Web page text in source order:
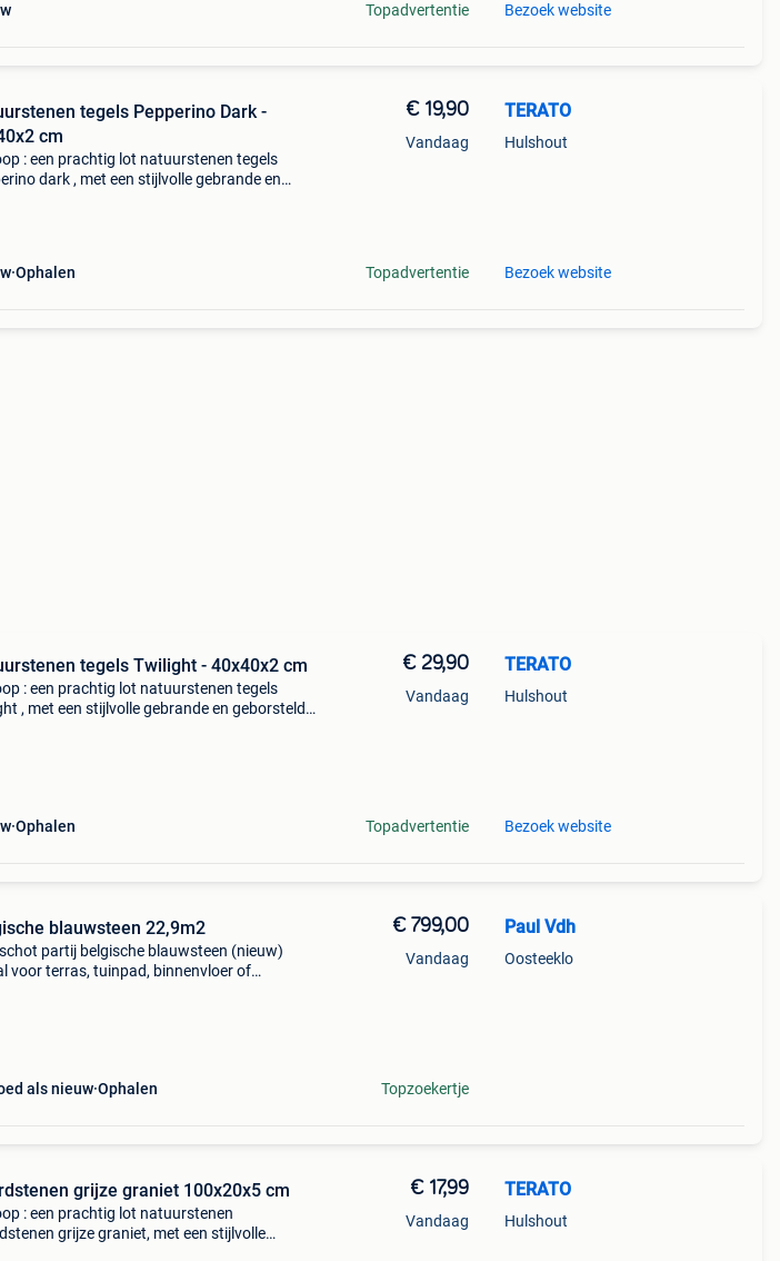
Topadvertentie Bezoek website
tegels Pepperino Dark -
cm
: een prachtig lot natuurstenen tegels
dark , met een stijlvolle gebrande en
Ophalen
€ 19,90
Vandaag
Topadvertentie
TERATO
Hulshout
Bezoek website
tegels Twilight - 40x40x2 cm
: een prachtig lot natuurstenen tegels
, met een stijlvolle gebrande en geborstelde
Ophalen
€ 29,90
Vandaag
Topadvertentie
TERATO
Hulshout
Bezoek website
blauwsteen 22,9m2
partij belgische blauwsteen (nieuw)
voor terras, tuinpad, binnenvloer of
als nieuw Ophalen
€ 799,00
Vandaag
Topzoekertje
Paul Vdh
Oosteeklo
grijze graniet 100x20x5 cm
: een prachtig lot natuurstenen
grijze graniet, met een stijlvolle
€ 17,99
Vandaag
TERATO
Hulshout